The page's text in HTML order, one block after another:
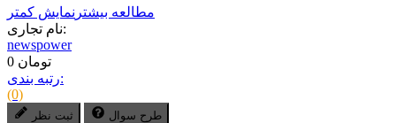
مطالعه بیشتر نمایش کمتر
نام تجاری:
newspower
0 تومان
رتبه بندی:
(0)
ثبت نظر طرح سوال